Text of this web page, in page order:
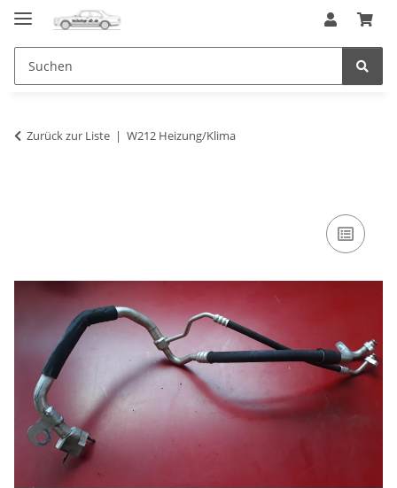
Zurück zur Liste W212 Heizung/Klima